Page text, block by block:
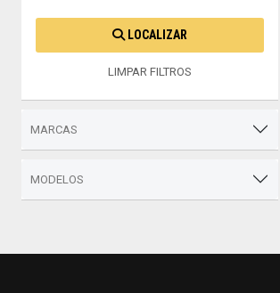
LOCALIZAR
LIMPAR FILTROS
MARCAS
MODELOS